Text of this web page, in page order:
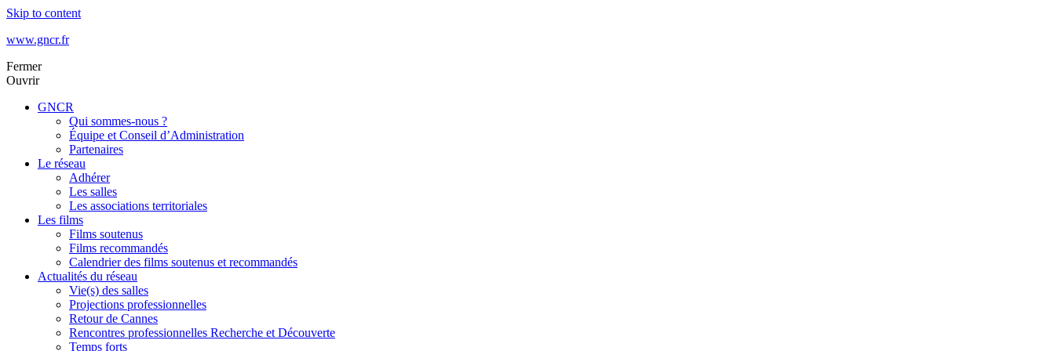
Skip to content
www.gncr.fr
Fermer
Ouvrir
GNCR
Qui sommes-nous ?
Équipe et Conseil d’Administration
Partenaires
Le réseau
Adhérer
Les salles
Les associations territoriales
Les films
Films soutenus
Films recommandés
Calendrier des films soutenus et recommandés
Actualités du réseau
Vie(s) des salles
Projections professionnelles
Retour de Cannes
Rencontres professionnelles Recherche et Découverte
Temps forts